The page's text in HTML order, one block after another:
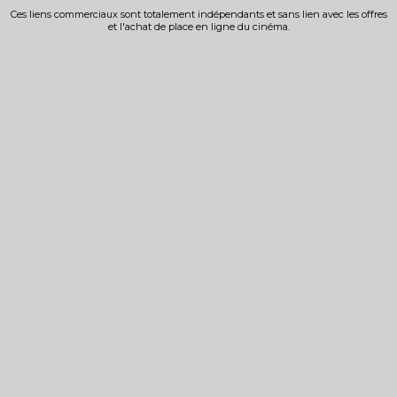
Ces liens commerciaux sont totalement indépendants et sans lien avec les offres
et l'achat de place en ligne du cinéma.